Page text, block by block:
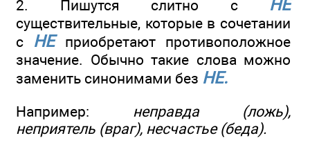
2. Пишутся слитно с НЕ
существительные, которые в сочетании
с НЕприобретают противоположное
значение. Обычно такие слова можно
заменить синонимами без НЕ.
Например: неправда (ложь),
неприятель (враг), несчастье (беда).